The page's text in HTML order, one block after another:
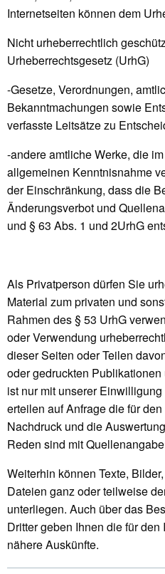
Internetseiten können dem
Nicht urheberrechtlich
Urheberrechtsgesetz (UrhG)
-Gesetze, Verordnungen,
Bekanntmachungen sowie
verfasste Leitsätze zu
-andere amtliche Werke, die
allgemeinen Kenntnisnahme
der Einschränkung, dass die
Änderungsverbot und
und § 63 Abs. 1 und 2UrhG
Als Privatperson dürfen Sie
Material zum privaten und
Rahmen des § 53 UrhG
oder Verwendung
dieser Seiten oder Teilen
oder gedruckten
ist nur mit unserer
erteilen auf Anfrage die für
Nachdruck und die
Reden sind mit
Weiterhin können Texte,
Dateien ganz oder teilweise
unterliegen. Auch über das
Dritter geben Ihnen die für
nähere Auskünfte.